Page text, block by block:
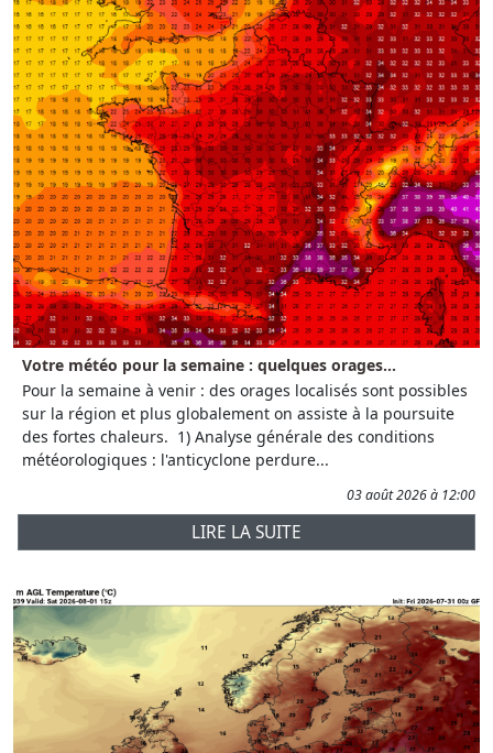
Votre météo pour la semaine : quelques orages...
Pour la semaine à venir : des orages localisés sont possibles
sur la région et plus globalement on assiste à la poursuite
des fortes chaleurs. 1) Analyse générale des conditions
météorologiques : l'anticyclone perdure...
03 août 2026 à 12:00
LIRE LA SUITE